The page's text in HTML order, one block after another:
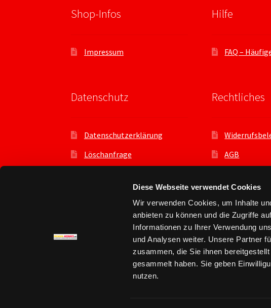
Diese Webseite verwendet Cookies
Wir verwenden Cookies, um Inhalte
anbieten zu können und die Zugriffe
Informationen zu Ihrer Verwendung
und Analysen weiter. Unsere Partner
zusammen, die Sie ihnen
gesammelt haben. Sie geben
nutzen.
Shop-Infos
Impressum
Datenschutz
Datenschutzerklärung
Löschanfrage
Datenschutzeinstellungen
Hilfe
FAQ –
Rechtliches
AGB
© Premium Account kaufen - premium-accounts.xyz 2026
Erstellt mit WooCommerce